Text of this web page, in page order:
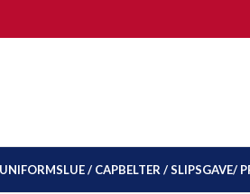
UNIFORMSLUE / CAPBELTER / SLIPSGAVE/